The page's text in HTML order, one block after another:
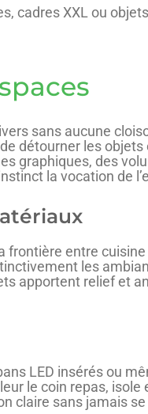
cadres XXL ou
sans aucune
détourner les
graphiques, des
la vocation de
frontière entre
les
apportent relief et
LED insérés ou
le coin repas, isole
claire sans jamais